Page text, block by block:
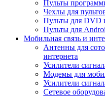
Пульты
Чехлы для
Пульты для DVD
Пульты для
Мобильная связь и
Антенны для
интернета
Усилители
Модемы для
Усилители
Сетевое